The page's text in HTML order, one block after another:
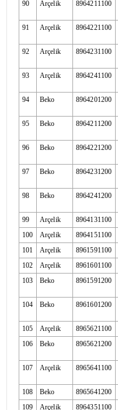
90 Arçelik 8964211100
91 Arçelik 8964221100
92 Arçelik 8964231100
93 Arçelik 8964241100
94 Beko 8964201200
95 Beko 8964211200
96 Beko 8964221200
97 Beko 8964231200
98 Beko 8964241200
99 Arçelik 8964131100
100
Arçelik 8964151100
101
Arçelik 8961591100
102
Arçelik 8961601100
103
Beko 8961591200
104 Beko 8961601200
105 Arçelik 8965621100
106
Beko 8965621200
107 Arçelik 8965641100
108 Beko 8965641200
109
Arçelik 8964351100